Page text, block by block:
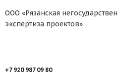
ООО «Рязанская
экспертиза проектов»
+7 920 987 09 80